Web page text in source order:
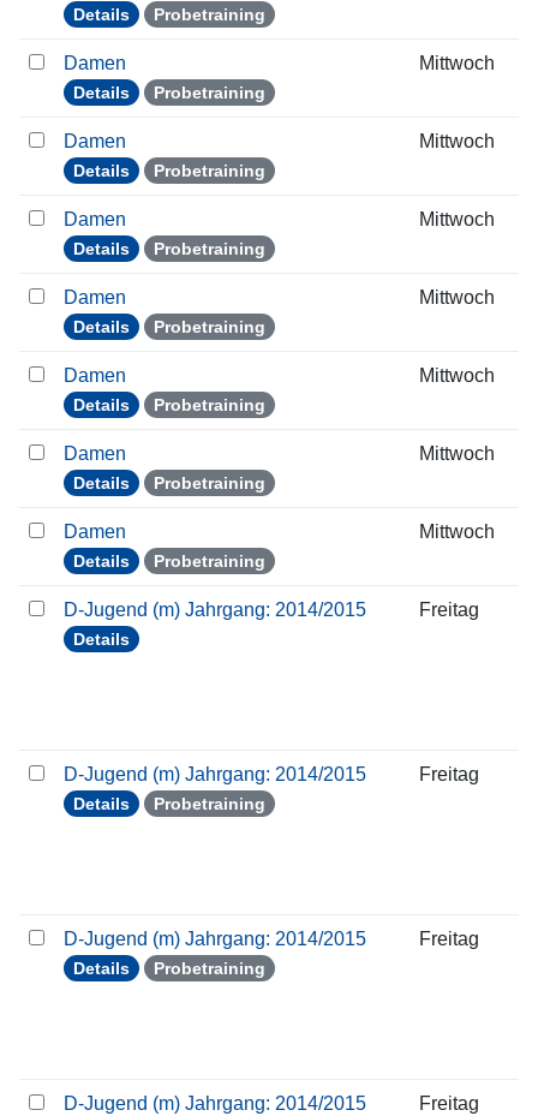
Details Probetraining
Damen
Details Probetraining
Mittwoch
Damen
Details Probetraining
Mittwoch
Damen
Details Probetraining
Mittwoch
Damen
Details Probetraining
Mittwoch
Damen
Details Probetraining
Mittwoch
Damen
Details Probetraining
Mittwoch
Damen
Details Probetraining
Mittwoch
D-Jugend (m) Jahrgang: 2014/2015
Details
Freitag
D-Jugend (m) Jahrgang: 2014/2015
Details Probetraining
Freitag
D-Jugend (m) Jahrgang: 2014/2015
Details Probetraining
Freitag
D-Jugend (m) Jahrgang: 2014/2015 Freitag